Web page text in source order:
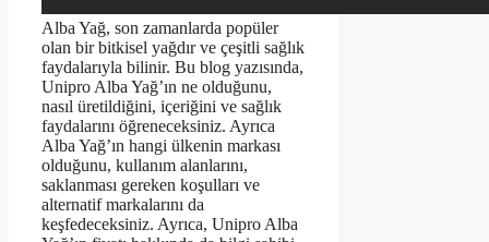
Alba Yağ, son zamanlarda popüler
olan bir bitkisel yağdır ve çeşitli sağlık
faydalarıyla bilinir. Bu blog yazısında,
Unipro Alba Yağ’ın ne olduğunu,
nasıl üretildiğini, içeriğini ve sağlık
faydalarını öğreneceksiniz. Ayrıca
Alba Yağ’ın hangi ülkenin markası
olduğunu, kullanım alanlarını,
saklanması gereken koşulları ve
alternatif markalarını da
keşfedeceksiniz. Ayrıca, Unipro Alba